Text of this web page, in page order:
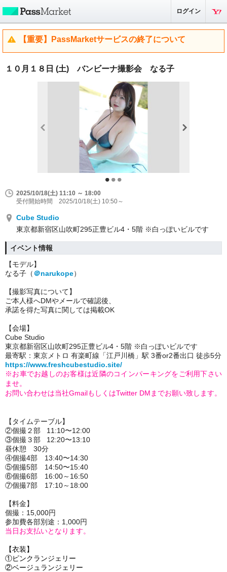
ログイン
【重要】PassMarketサービスの終了について
１０月１８日 (土) バンビーナ撮影会 なる子
2025/10/18(土) 11:10 ～ 18:00
受付開始時間 2025/10/18(土) 10:50～
Cube Studio
東京都新宿区山吹町295正豊ビル4・5階 ※白っぽいビルです
イベント情報
【モデル】
なる子（＠narukope）
【撮影写真について】
ご本人様へDMやメールで確認後、
承諾を得た写真に関しては掲載OK
【会場】
Cube Studio
東京都新宿区山吹町295正豊ビル4・5階 ※白っぽいビルです
最寄駅：東京メトロ 有楽町線「江戸川橋」駅 3番or2番出口 徒歩5分
https://www.freshcubestudio.site/
※お車でお越しのお客様は近隣のコインパーキングをご利用下さい
ませ。
お問い合わせは当社GmailもしくはTwitter DMまでお願い致します。
【タイムテーブル】
②個撮２部 11:10〜12:00
③個撮３部 12:20〜13:10
昼休憩 30分
④個撮4部 13:40〜14:30
⑤個撮5部 14:50〜15:40
⑥個撮6部 16:00～16:50
⑦個撮7部 17:10～18:00
【料金】
個撮：15,000円
参加費各部別途：1,000円
当日お支払いとなります。
【衣装】
①ピンクランジェリー
②ベージュランジェリー